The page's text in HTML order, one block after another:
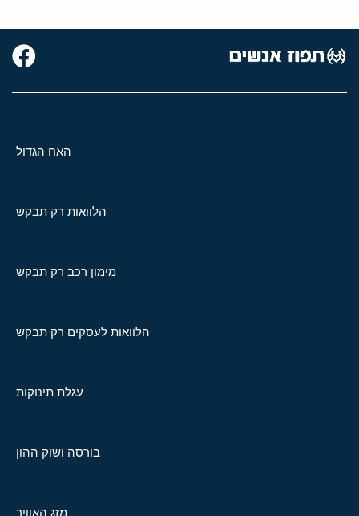
האח הגדול
הלוואות רק תבקש
מימון רכב רק תבקש
הלוואות לעסקים רק תבקש
עגלת תינוקות
בורסה ושוק ההון
מזג האוויר